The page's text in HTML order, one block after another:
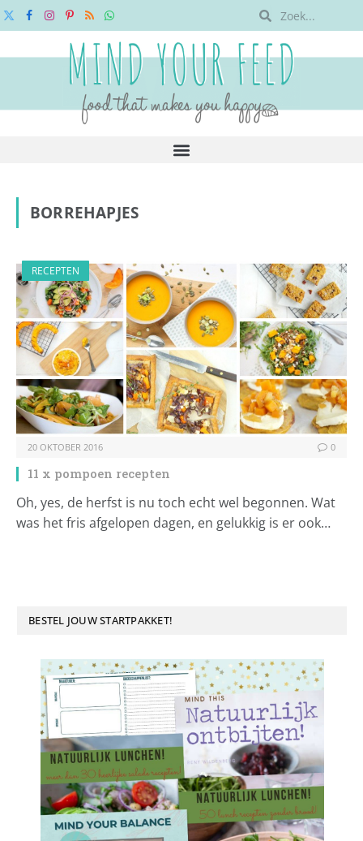
X
FacebookInstagram
Pinterest
RSSWhatsApp
BORREHAPJES
RECEPTEN
20 OKTOBER 2016 0
11 x pompoen recepten
Oh, yes, de herfst is nu toch echt wel begonnen. Wat
was het fris afgelopen dagen, en gelukkig is er ook…
BESTEL JOUW STARTPAKKET!